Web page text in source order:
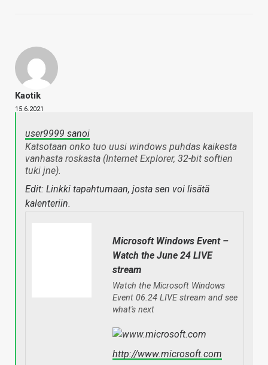
Kaotik
15.6.2021
user9999 sanoi
Katsotaan onko tuo uusi windows puhdas kaikesta
vanhasta roskasta (Internet Explorer, 32-bit softien
tuki jne).
Edit: Linkki tapahtumaan, josta sen voi lisätä
kalenteriin.
Microsoft Windows Event –
Watch the June 24 LIVE
stream
Watch the Microsoft Windows
Event 06.24 LIVE stream and see
what's next
http://www.microsoft.com